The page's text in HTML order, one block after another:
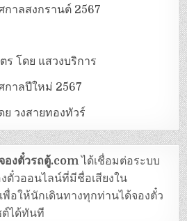
กาลสงกรานต์ 2567
โดย แสวงบริการ
กาลปีใหม่ 2567
วงสายทองทัวร์
องตั๋วรถตู้.comได้เชื่อมต่อระบบ
ตั๋วออนไลน์ที่มีชื่อเสียงใน
พื่อให้นักเดินทางทุกท่านได้จองตั๋ว
ต์ได้ทันที